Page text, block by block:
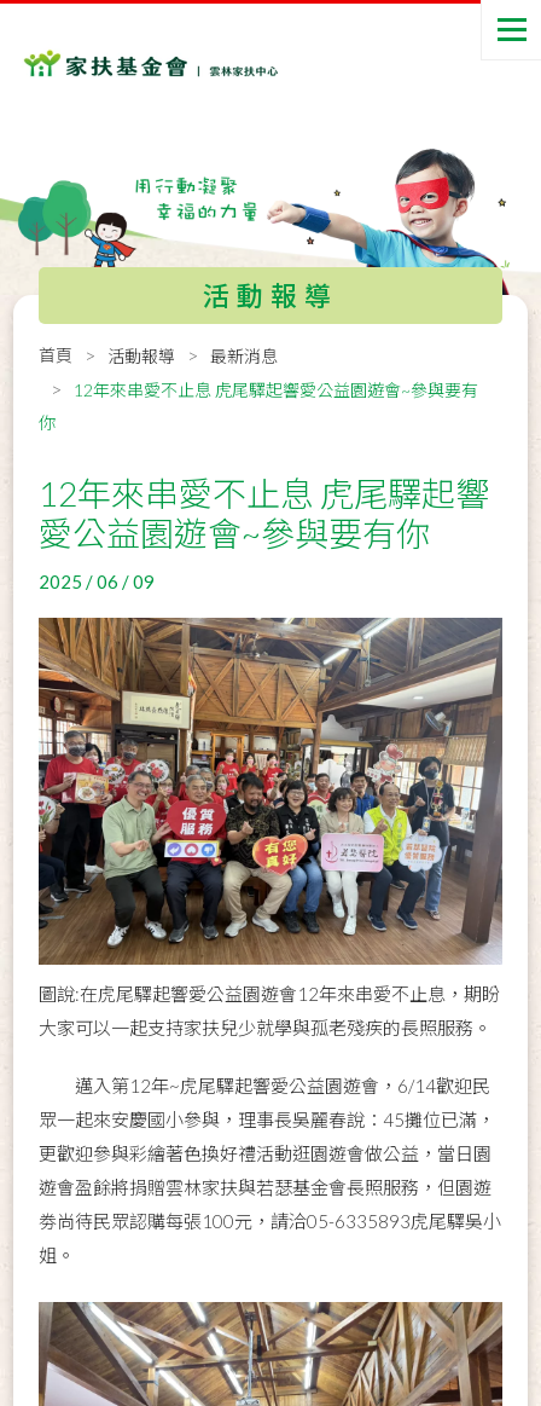
活動報導
首頁 活動報導
最新消息
12年來串愛不止息 虎尾驛起響愛公益園遊會~參與要有
你
12年來串愛不止息 虎尾驛起響
愛公益園遊會~參與要有你
2025 / 06 / 09
圖說:在虎尾驛起響愛公益園遊會12年來串愛不止息，期盼
大家可以一起支持家扶兒少就學與孤老殘疾的長照服務。
邁入第12年~虎尾驛起響愛公益園遊會，6/14歡迎民
眾一起來安慶國小參與，理事長吳麗春說：45攤位已滿，
更歡迎參與彩繪著色換好禮活動逛園遊會做公益，當日園
遊會盈餘將捐贈雲林家扶與若瑟基金會長照服務，但園遊
劵尚待民眾認購每張100元，請洽05-6335893虎尾驛吳小
姐。